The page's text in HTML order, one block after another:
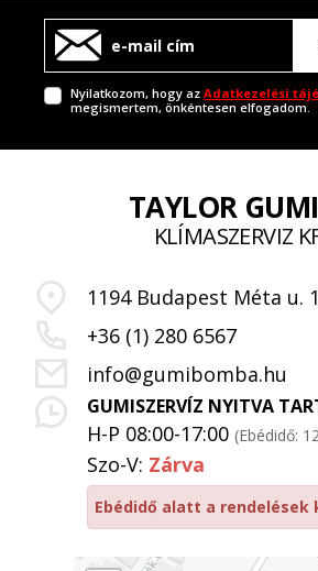
Nyilatkozom, hogy azAdatkezelési
megismertem, önkéntesen elfogadom.
TAYLOR
KLÍMASZERVIZ
1194 Budapest Méta u.
+36 (1) 280 6567
info@gumibomba.hu
GUMISZERVÍZ NYITVA
H-P 08:00-17:00 (Ebédidő:
Szo-V: Zárva
Ebédidő alatt a rendelések